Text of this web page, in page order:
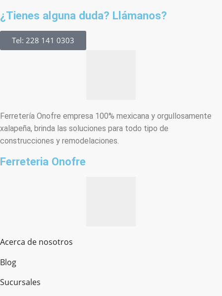
¿Tienes alguna duda? Llámanos?
Tel: 228 141 0303
Ferretería Onofre empresa 100% mexicana y orgullosamente
xalapeña, brinda las soluciones para todo tipo de
construcciones y remodelaciones.
Ferreteria Onofre
Acerca de nosotros
Blog
Sucursales